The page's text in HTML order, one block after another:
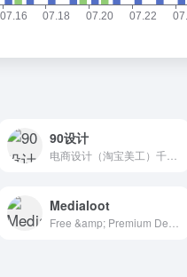
90设计
电商设计（淘宝美工）千图免费淘宝素材库
Medialoot